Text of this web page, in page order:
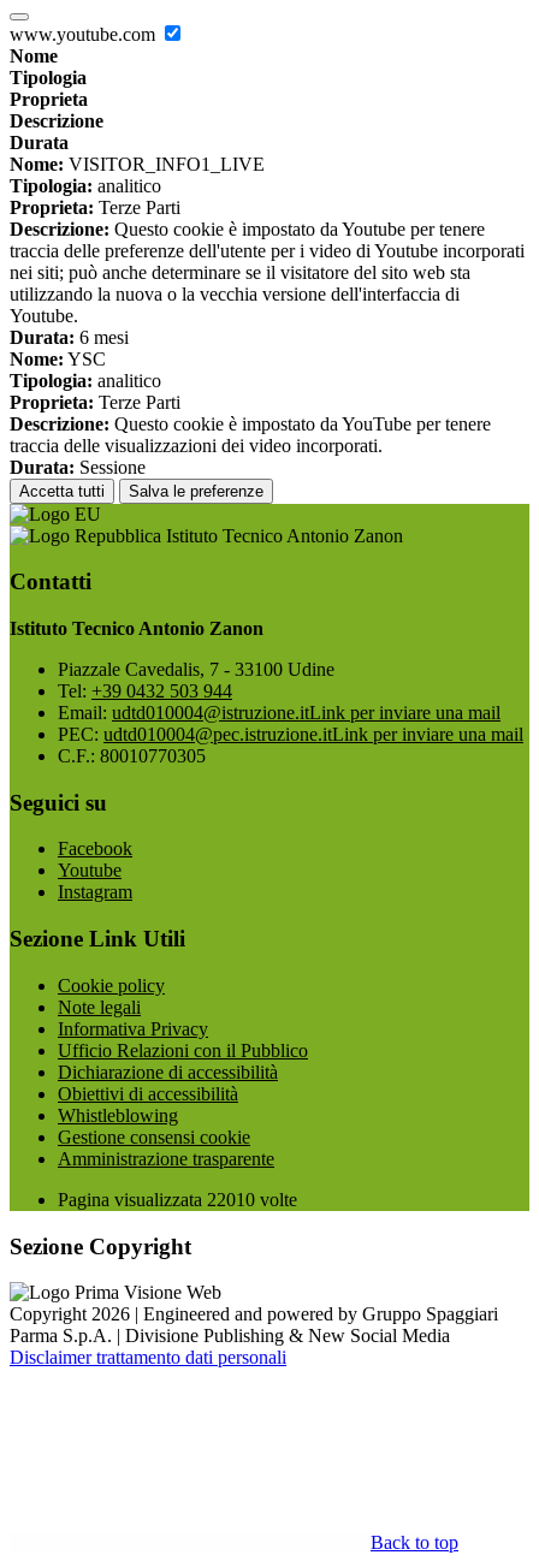
www.youtube.com
Nome
Tipologia
Proprieta
Descrizione
Durata
Nome: VISITOR_INFO1_LIVE
Tipologia: analitico
Proprieta: Terze Parti
Descrizione: Questo cookie è impostato da Youtube per tenere
traccia delle preferenze dell'utente per i video di Youtube incorporati
nei siti; può anche determinare se il visitatore del sito web sta
utilizzando la nuova o la vecchia versione dell'interfaccia di
Youtube.
Durata: 6 mesi
Nome: YSC
Tipologia: analitico
Proprieta: Terze Parti
Descrizione: Questo cookie è impostato da YouTube per tenere
traccia delle visualizzazioni dei video incorporati.
Durata: Sessione
Accetta tutti Salva le preferenze
Istituto Tecnico Antonio Zanon
Contatti
Istituto Tecnico Antonio Zanon
Piazzale Cavedalis, 7 - 33100 Udine
Tel: +39 0432 503 944
Email: udtd010004@istruzione.itLink per inviare una mail
PEC: udtd010004@pec.istruzione.itLink per inviare una mail
C.F.: 80010770305
Seguici su
Facebook
Youtube
Instagram
Sezione Link Utili
Cookie policy
Note legali
Informativa Privacy
Ufficio Relazioni con il Pubblico
Dichiarazione di accessibilità
Obiettivi di accessibilità
Whistleblowing
Gestione consensi cookie
Amministrazione trasparente
Pagina visualizzata 22010 volte
Sezione Copyright
Copyright 2026 | Engineered and powered by Gruppo Spaggiari
Parma S.p.A. | Divisione Publishing & New Social Media
Disclaimer trattamento dati personali
Back to top